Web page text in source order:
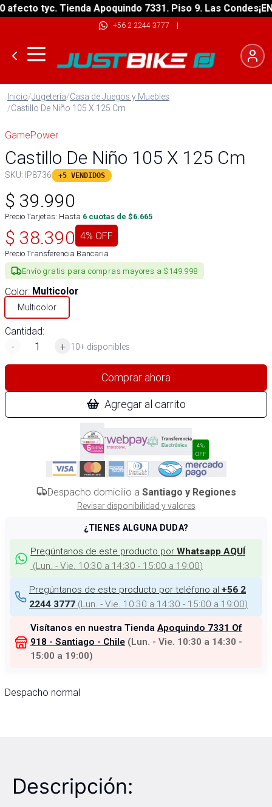
tyc. Tienda Apoquindo 7331. Piso 9. Las Condes
+56 2 2244 3777 |
Inicio/Jugetería/Casa de Juegos y Muebles
/Castillo De Niño 105 X 125 Cm
GamePower
Castillo De Niño 105 X 125 Cm
SKU: IP8736 +5 VENDIDOS
$ 39.990
Precio Tarjetas: Hasta 6 cuotas de $6.665
$ 38.390 4% OFF
Precio Transferencia Bancaria
Envío gratis para compras mayores a $149.998
Color: Multicolor
Multicolor
Cantidad:
-
+ 10+ disponibles
Comprar ahora
Agregar al carrito
4%
OFF
Despacho domicilio a Santiago y Regiones
Revisar disponibilidad y valores
¿TIENES ALGUNA DUDA?
Pregúntanos de este producto por Whatsapp AQUÍ
(Lun. - Vie. 10:30 a 14:30 - 15:00 a 19:00)
Pregúntanos de este producto por teléfono al +56 2
2244 3777 (Lun. - Vie. 10:30 a 14:30 - 15:00 a 19:00)
Visítanos en nuestra Tienda Apoquindo 7331 Of
918 - Santiago - Chile (Lun. - Vie. 10:30 a 14:30 -
15:00 a 19:00)
Despacho normal
Descripción: